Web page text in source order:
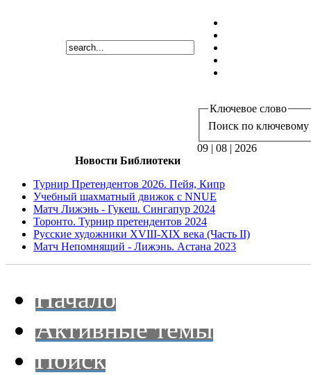
Ключевое слово
Поиск по ключевому
09 | 08 | 2026
Новости Библиотеки
Турнир Претендентов 2026. Пейя, Кипр
Учебный шахматный движок с NNUE
Матч Лижэнь - Гукеш. Сингапур 2024
Торонто. Турнир претендентов 2024
Русские художники XVIII-XIX века (Часть II)
Матч Непомнящий - Лижэнь. Астана 2023
Начало
Активные темы
Поиск